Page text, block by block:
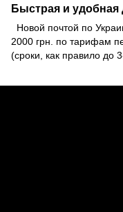
Быстрая и удобная
Новой почтой по
2000 грн. по тарифам
(сроки, как правило до